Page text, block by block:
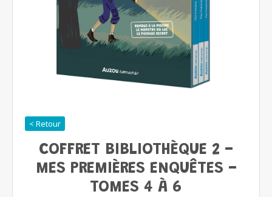
< Retour
COFFRET BIBLIOTHÈQUE 2 -
MES PREMIÈRES ENQUÊTES -
TOMES 4 À 6